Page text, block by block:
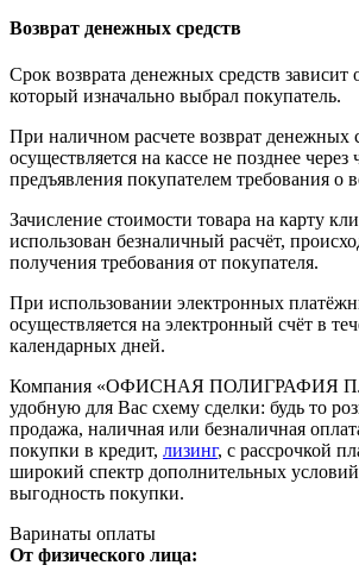
Возврат денежных средств
Срок возврата денежных средств зависит
который изначально выбрал покупатель.
При наличном расчете возврат денежных
осуществляется на кассе не позднее через
предъявления покупателем требования о
Зачисление стоимости товара на карту
использован безналичный расчёт,
получения требования от покупателя.
При использовании электронных
осуществляется на электронный счёт в
календарных дней.
Компания «ОФИСНАЯ ПОЛИГРАФИЯ
удобную для Вас схему сделки: будь то
продажа, наличная или безналичная
покупки в кредит, лизинг, с рассрочкой
широкий спектр дополнительных
выгодность покупки.
Варинаты оплаты
От физического лица: